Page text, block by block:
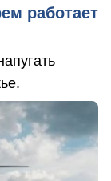
работает